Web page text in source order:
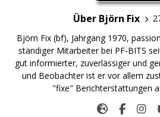
Über Björn Fix
Björn Fix (bf), Jahrgang 1970,
ständiger Mitarbeiter bei PF-BITS
gut informierter, zuverlässiger und
und Beobachter ist er vor allem
"fixe" Berichterstattungen